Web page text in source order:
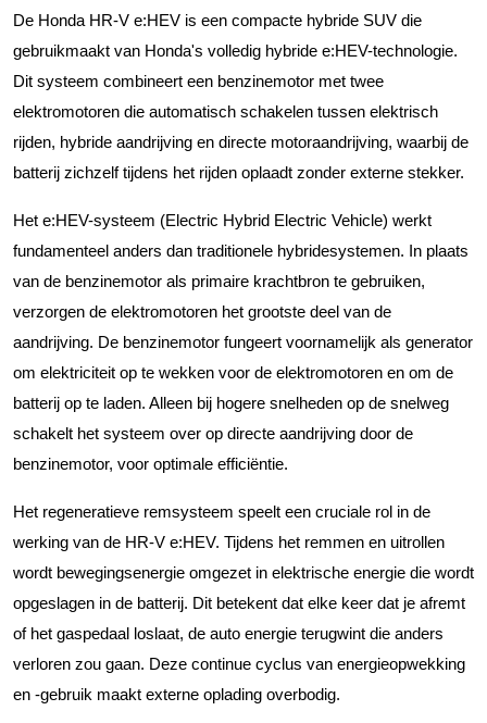
De Honda HR-V e:HEV is een compacte hybride SUV die
gebruikmaakt van Honda's volledig hybride e:HEV-technologie.
Dit systeem combineert een benzinemotor met twee
elektromotoren die automatisch schakelen tussen elektrisch
rijden, hybride aandrijving en directe motoraandrijving, waarbij de
batterij zichzelf tijdens het rijden oplaadt zonder externe stekker.
Het e:HEV-systeem (Electric Hybrid Electric Vehicle) werkt
fundamenteel anders dan traditionele hybridesystemen. In plaats
van de benzinemotor als primaire krachtbron te gebruiken,
verzorgen de elektromotoren het grootste deel van de
aandrijving. De benzinemotor fungeert voornamelijk als generator
om elektriciteit op te wekken voor de elektromotoren en om de
batterij op te laden. Alleen bij hogere snelheden op de snelweg
schakelt het systeem over op directe aandrijving door de
benzinemotor, voor optimale efficiëntie.
Het regeneratieve remsysteem speelt een cruciale rol in de
werking van de HR-V e:HEV. Tijdens het remmen en uitrollen
wordt bewegingsenergie omgezet in elektrische energie die wordt
opgeslagen in de batterij. Dit betekent dat elke keer dat je afremt
of het gaspedaal loslaat, de auto energie terugwint die anders
verloren zou gaan. Deze continue cyclus van energieopwekking
en -gebruik maakt externe oplading overbodig.